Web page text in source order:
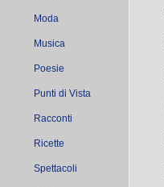
Moda
Musica
Poesie
Punti di Vista
Racconti
Ricette
Spettacoli